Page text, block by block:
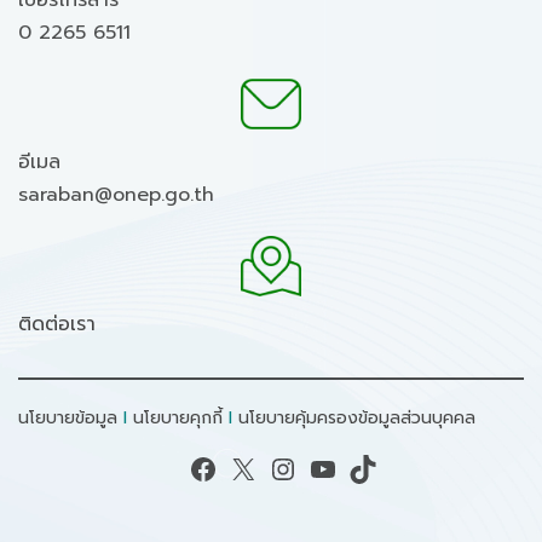
0 2265 6511
อีเมล
saraban@onep.go.th
ติดต่อเรา
นโยบายข้อมูล I นโยบายคุกกี้ I นโยบายคุ้มครองข้อมูลส่วนบุคคล
Facebook X Instagram YouTube TikTok